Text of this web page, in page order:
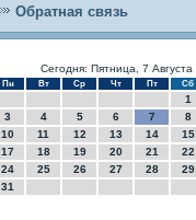
Обратная связь
Сегодня: Пятница, 7 Августа
Пн Вт Ср Чт Пт Сб
1
3
4 5 6 7 8
10
11 12 13 14 15
17
18 19 20 21 22
24
25 26 27 28 29
31